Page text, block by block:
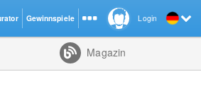
Magazin
Login
Gewinnspiele